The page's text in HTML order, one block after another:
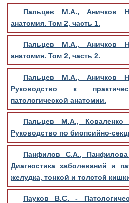
Пальцев М.А., Аничков
анатомия. Том 2, часть 1.
Пальцев М.А., Аничков
анатомия. Том 2, часть 2.
Пальцев М.А., Аничков
Руководство к
патологической анатомии.
Пальцев М.А.,
Руководство по биопсийно-
Панфилов С.А.,
Диагностика заболеваний и
желудка, тонкой и толстой
Пауков В.С. -